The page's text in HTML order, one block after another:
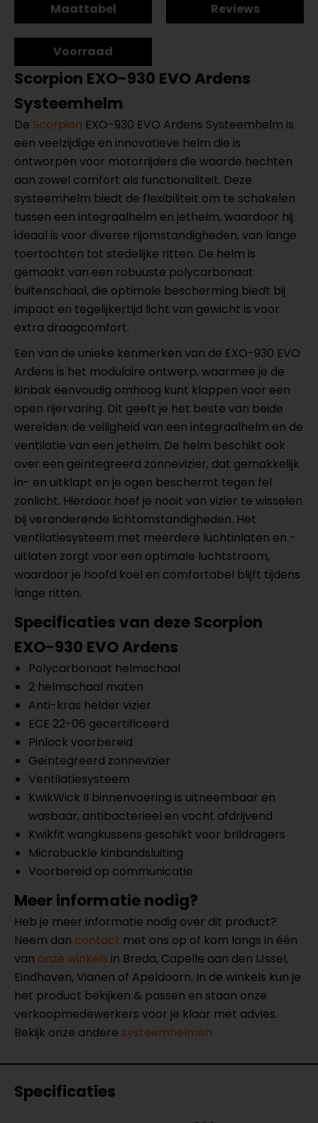
Maattabel Reviews
Voorraad
Scorpion EXO-930 EVO Ardens
Systeemhelm
De Scorpion EXO-930 EVO Ardens Systeemhelm is
een veelzijdige en innovatieve helm die is
ontworpen voor motorrijders die waarde hechten
aan zowel comfort als functionaliteit. Deze
systeemhelm biedt de flexibiliteit om te schakelen
tussen een integraalhelm en jethelm, waardoor hij
ideaal is voor diverse rijomstandigheden, van lange
toertochten tot stedelijke ritten. De helm is
gemaakt van een robuuste polycarbonaat
buitenschaal, die optimale bescherming biedt bij
impact en tegelijkertijd licht van gewicht is voor
extra draagcomfort.
Een van de unieke kenmerken van de EXO-930 EVO
Ardens is het modulaire ontwerp, waarmee je de
kinbak eenvoudig omhoog kunt klappen voor een
open rijervaring. Dit geeft je het beste van beide
werelden: de veiligheid van een integraalhelm en de
ventilatie van een jethelm. De helm beschikt ook
over een geïntegreerd zonnevizier, dat gemakkelijk
in- en uitklapt en je ogen beschermt tegen fel
zonlicht. Hierdoor hoef je nooit van vizier te wisselen
bij veranderende lichtomstandigheden. Het
ventilatiesysteem met meerdere luchtinlaten en -
uitlaten zorgt voor een optimale luchtstroom,
waardoor je hoofd koel en comfortabel blijft tijdens
lange ritten.
Specificaties van deze Scorpion
EXO-930 EVO Ardens
Polycarbonaat helmschaal
2 helmschaal maten
Anti-kras helder vizier
ECE 22-06 gecertificeerd
Pinlock voorbereid
Geïntegreerd zonnevizier
Ventilatiesysteem
KwikWick II binnenvoering is uitneembaar en
wasbaar, antibacterieel en vocht afdrijvend
Kwikfit wangkussens geschikt voor brildragers
Microbuckle kinbandsluiting
Voorbereid op communicatie
Meer informatie nodig?
Heb je meer informatie nodig over dit product?
Neem dan contact met ons op of kom langs in één
van onze winkels in Breda, Capelle aan den IJssel,
Eindhoven, Vianen of Apeldoorn. In de winkels kun je
het product bekijken & passen en staan onze
verkoopmedewerkers voor je klaar met advies.
Bekijk onze andere systeemhelmen.
Specificaties